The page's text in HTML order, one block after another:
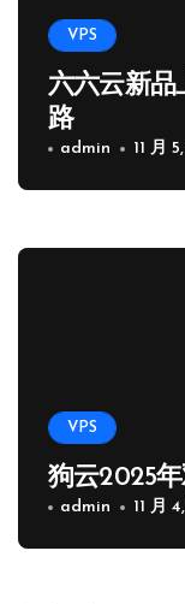
VPS
六六云新品
路
admin 11 月
VPS
狗云2025年
admin 11 月